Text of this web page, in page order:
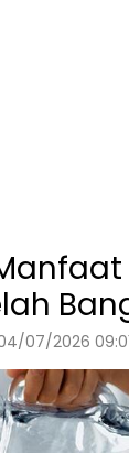
07/2026